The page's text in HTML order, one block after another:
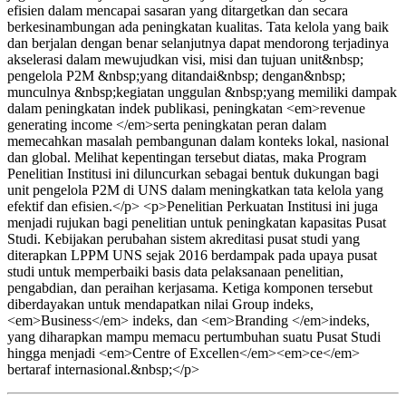
efisien dalam mencapai sasaran yang ditargetkan dan secara
berkesinambungan ada peningkatan kualitas. Tata kelola yang baik
dan berjalan dengan benar selanjutnya dapat mendorong terjadinya
akselerasi dalam mewujudkan visi, misi dan tujuan unit&nbsp;
pengelola P2M &nbsp;yang ditandai&nbsp; dengan&nbsp;
munculnya &nbsp;kegiatan unggulan &nbsp;yang memiliki dampak
dalam peningkatan indek publikasi, peningkatan <em>revenue
generating income </em>serta peningkatan peran dalam
memecahkan masalah pembangunan dalam konteks lokal, nasional
dan global. Melihat kepentingan tersebut diatas, maka Program
Penelitian Institusi ini diluncurkan sebagai bentuk dukungan bagi
unit pengelola P2M di UNS dalam meningkatkan tata kelola yang
efektif dan efisien.</p> <p>Penelitian Perkuatan Institusi ini juga
menjadi rujukan bagi penelitian untuk peningkatan kapasitas Pusat
Studi. Kebijakan perubahan sistem akreditasi pusat studi yang
diterapkan LPPM UNS sejak 2016 berdampak pada upaya pusat
studi untuk memperbaiki basis data pelaksanaan penelitian,
pengabdian, dan peraihan kerjasama. Ketiga komponen tersebut
diberdayakan untuk mendapatkan nilai Group indeks,
<em>Business</em> indeks, dan <em>Branding </em>indeks,
yang diharapkan mampu memacu pertumbuhan suatu Pusat Studi
hingga menjadi <em>Centre of Excellen</em><em>ce</em>
bertaraf internasional.&nbsp;</p>